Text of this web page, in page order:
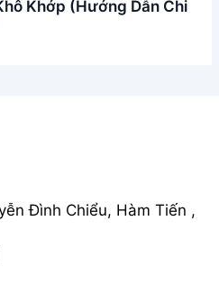
Khớp (Hướng Dẫn Chi
Đình Chiểu, Hàm Tiến ,